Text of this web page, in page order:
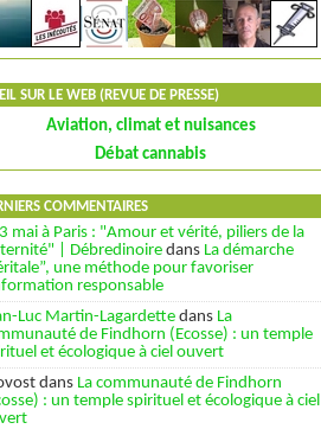
SUR LE WEB (REVUE DE PRESSE)
Aviation, climat et nuisances
Débat cannabis
COMMENTAIRES
mai à Paris : "Amour et vérité, piliers de la
| Débredinoiredans La démarche
une méthode pour favoriser
responsable
Luc Martin-Lagardette dans La
de Findhorn (Ecosse) : un temple
et écologique à ciel ouvert
dans La communauté de Findhorn
: un temple spirituel et écologique à ciel